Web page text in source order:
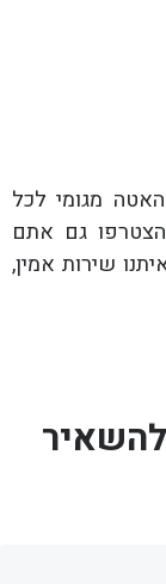
מגומי לכל
גם אתם
שירות אמין,